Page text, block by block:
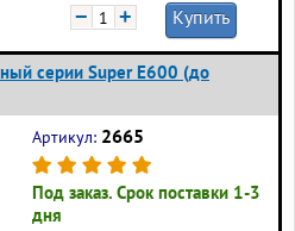
− + Купить
серии Super Е600 (до
Артикул: 2665
Под заказ. Срок поставки 1-3
дня